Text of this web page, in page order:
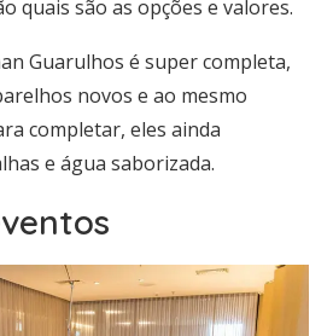
quais são as opções e valores.
Guarulhos é super completa,
novos e ao mesmo
completar, eles ainda
e água saborizada.